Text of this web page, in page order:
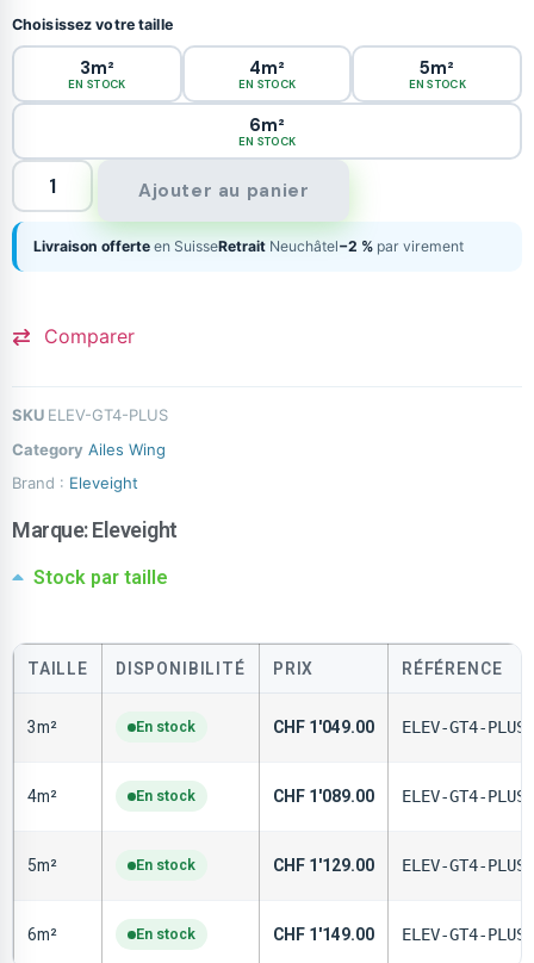
Choisissez votre taille
3m²
EN STOCK
4m²
EN STOCK
5m²
EN STOCK
6m²
EN STOCK
Ajouter au panier
Livraison offerte en SuisseRetrait Neuchâtel−2 % par virement
Comparer
SKU ELEV-GT4-PLUS
Category Ailes Wing
Brand : Eleveight
Marque:Eleveight
Stock par taille
TAILLE DISPONIBILITÉ PRIX RÉFÉRENCE
3m² En stock CHF 1'049.00 ELEV-GT4-
4m² En stock CHF 1'089.00 ELEV-GT4-
5m² En stock CHF 1'129.00 ELEV-GT4-
6m² En stock CHF 1'149.00 ELEV-GT4-